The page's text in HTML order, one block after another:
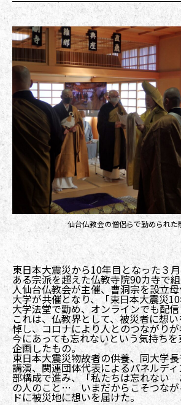
仙台仏教会の僧侶らで勤められた
東日本大震災から10年目となった３
ある宗派を超えた仏教寺院90カ寺で
人仙台仏教会が主催、曹洞宗を設立
大学が共催となり、「東日本大震災
大学法堂で勤め、オンラインでも配
これは、仏教界として、被災者に想
悼し、コロナにより人とのつながり
今にあっても忘れないという気持ち
企画したもの。
東日本大震災物故者の供養、同大学
講演、関連団体代表によるパネルデ
部構成で進み、「私たちは忘れな
の人のこと… いまだからこそつなが
ドに被災地に想いを届けた。